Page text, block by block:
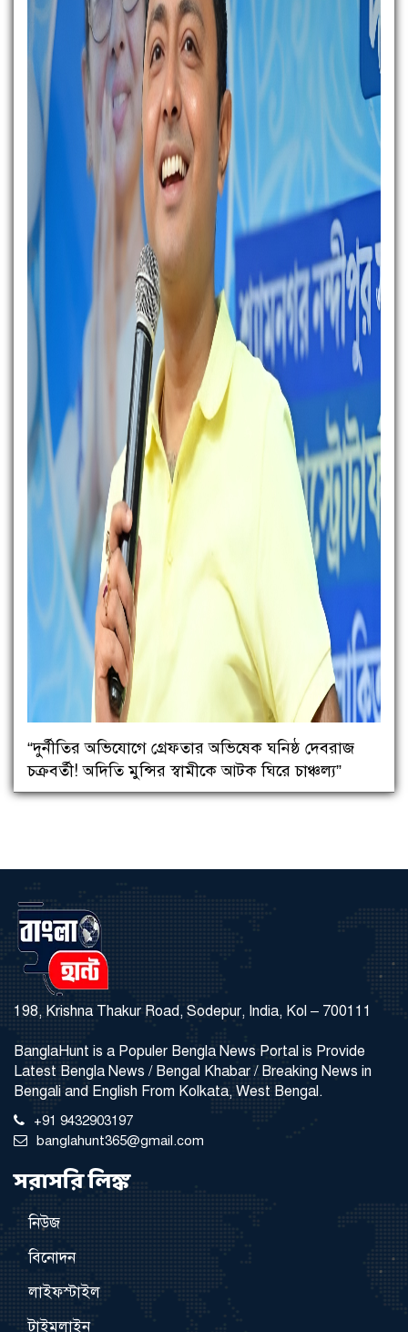
“দুর্নীতির অভিযোগে গ্রেফতার অভিষেক ঘনিষ্ঠ দেবরাজ
চক্রবর্তী! অদিতি মুন্সির স্বামীকে আটক ঘিরে চাঞ্চল্য”
198, Krishna Thakur Road, Sodepur, India, Kol – 700111
BanglaHunt is a Populer Bengla News Portal is Provide
Latest Bengla News / Bengal Khabar / Breaking News in
Bengali and English From Kolkata, West Bengal.
+91 9432903197
banglahunt365@gmail.com
সরাসরি লিঙ্ক
নিউজ
বিনোদন
লাইফস্টাইল
টাইমলাইন